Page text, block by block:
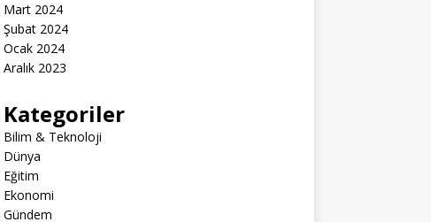
Mart 2024
Şubat 2024
Ocak 2024
Aralık 2023
Kategoriler
Bilim & Teknoloji
Dünya
Eğitim
Ekonomi
Gündem